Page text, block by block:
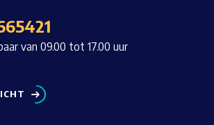
van 09.00 tot 17.00 uur